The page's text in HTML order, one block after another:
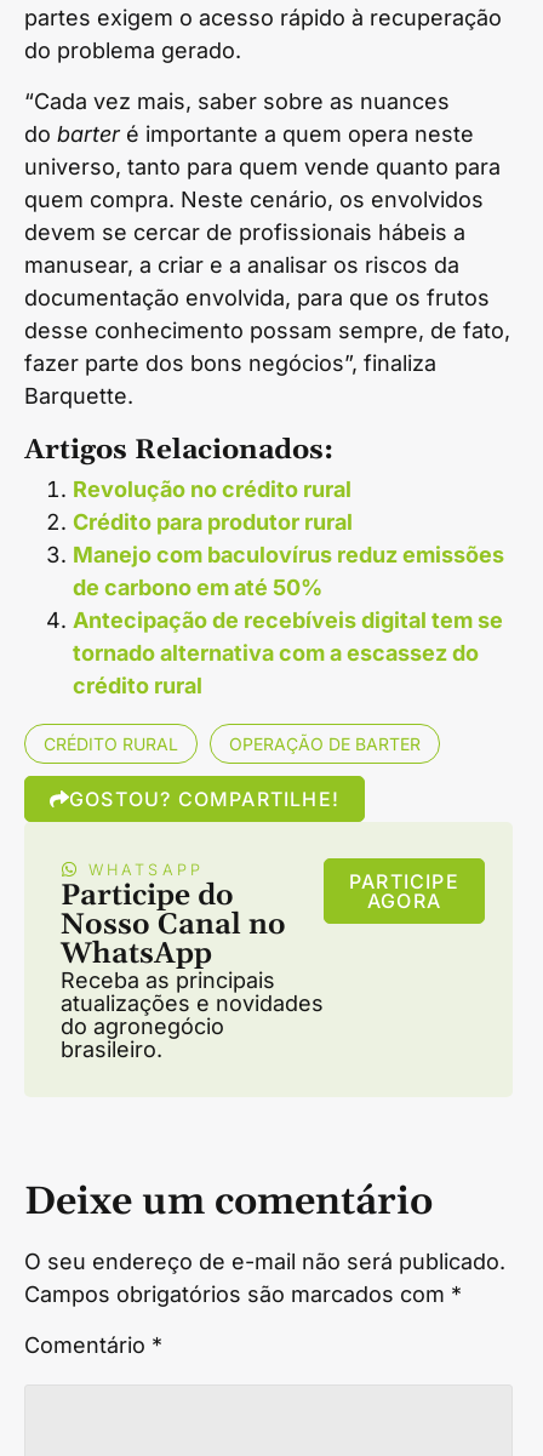
partes exigem o acesso rápido à recuperação
do problema gerado.
“Cada vez mais, saber sobre as nuances
do barteré importante a quem opera neste
universo, tanto para quem vende quanto para
quem compra. Neste cenário, os envolvidos
devem se cercar de profissionais hábeis a
manusear, a criar e a analisar os riscos da
documentação envolvida, para que os frutos
desse conhecimento possam sempre, de fato,
fazer parte dos bons negócios”, finaliza
Barquette.
Artigos Relacionados:
Revolução no crédito rural
Crédito para produtor rural
Manejo com baculovírus reduz emissões
de carbono em até 50%
Antecipação de recebíveis digital tem se
tornado alternativa com a escassez do
crédito rural
CRÉDITO RURAL OPERAÇÃO DE BARTER
GOSTOU? COMPARTILHE!
WHATSAPP
Participe do
Nosso Canal no
WhatsApp
Receba as principais
atualizações e novidades
do agronegócio
brasileiro.
PARTICIPE
AGORA
Deixe um comentário
O seu endereço de e-mail não será publicado.
Campos obrigatórios são marcados com *
Comentário *